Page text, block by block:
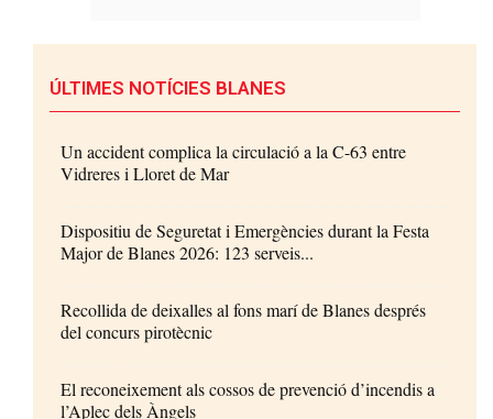
ÚLTIMES NOTÍCIES BLANES
Un accident complica la circulació a la C-63 entre
Vidreres i Lloret de Mar
Dispositiu de Seguretat i Emergències durant la Festa
Major de Blanes 2026: 123 serveis...
Recollida de deixalles al fons marí de Blanes després
del concurs pirotècnic
El reconeixement als cossos de prevenció d’incendis a
l’Aplec dels Àngels